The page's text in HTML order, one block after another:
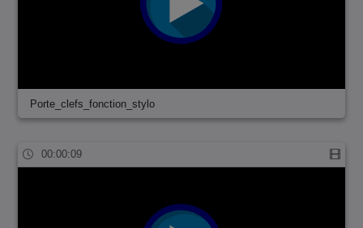
Porte_clefs_fonction_stylo
00:00:09